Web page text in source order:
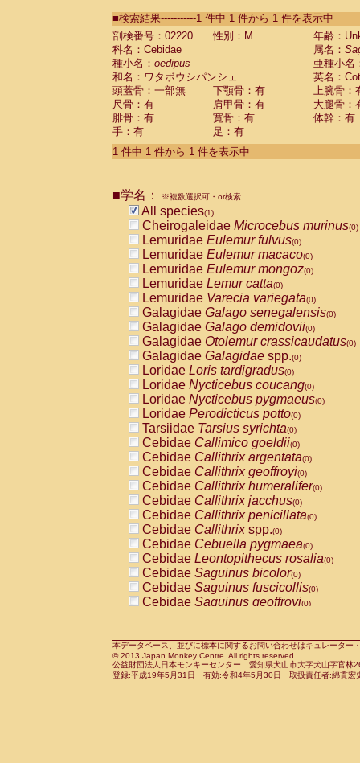
CebidaeSaguinus labiatus(0)
Cebidae Saguinus leucopus (0)
Cebidae
Cebidae
CebidaeSaguinus nigricollis (0)
Cebidae Saguinus oedipus
Cebidae Saguinus weddelli
Cebidae Saguinusspp.
Cebidae Aotus trivirgatus
Cebidae Cebus albifrons
CebidaeCebus nigrivittatus
CebidaeCebus
CebidaeSaimiri boliviensis(0)
CebidaeSaimiri sciureus(0)
AtelidaeAlouatta caraya(0)
AtelidaeAlouatta fusca(0)
AtelidaeAlouatta seniculus
AtelidaeAlouattaspp.(0)
AtelidaeAteles belzebuth(0)
AtelidaeAteles geoffroyi(0)
AtelidaeAteles paniscus(0)
AtelidaeAtelesspp.(0)
Atelidae Lagothrix lagothricha
AtelidaeLagothrix lagothricha cana
PitheciidaeCacajao calvus
PitheciidaeCallicebus cupreus
PitheciidaeCallicebus donacophilus
PitheciidaeCallicebus moloch
PitheciidaeCallicebus torquatus
PitheciidaeCallicebusspp.(0)
PitheciidaeChiropotes satanas(0)
PitheciidaePithecia monachus
PitheciidaePithecia pithecia(0)
CercopithecidaeCercocebus agilis
CercopithecidaeCercocebus
CercopithecidaeCercocebus
CercopithecidaeCercocebus
CercopithecidaeCercocebus
CercopithecidaeCercocebushybrid
CercopithecidaePapio anubis(0)
CercopithecidaePapio cynocephalus
CercopithecidaePapio hamadryas(0)
■検索結果-----------1 件中 1 件から 1 件を表示中
剖検番号：02220
性別：M
年齢：
科名：Cebidae
属名：
種小名： oedipus
亜種小名
和名：ワタボウシパンシェ
英名：
頭蓋骨：一部無
下顎骨：有
上腕骨：
尺骨：有
肩甲骨：有
大腿骨：
腓骨：有
寛骨：有
体幹：有
手：有
足：有
1 件中 1 件から 1 件を表示中
■学名： ※複数選択可・or検索
All species(1)
Cheirogaleidae Microcebus murinus(0)
Lemuridae Eulemur fulvus(0)
Lemuridae Eulemur macaco(0)
Lemuridae Eulemur mongoz(0)
Lemuridae Lemur catta(0)
Lemuridae Varecia variegata(0)
Galagidae Galago senegalensis(0)
Galagidae Galago demidovii(0)
Galagidae Otolemur crassicaudatus(0)
Galagidae Galagidae spp.(0)
Loridae Loris tardigradus(0)
Loridae Nycticebus coucang(0)
Loridae Nycticebus pygmaeus(0)
Loridae Perodicticus potto(0)
Tarsiidae Tarsius syrichta(0)
Cebidae Callimico goeldii(0)
Cebidae Callithrix argentata(0)
Cebidae Callithrix geoffroyi(0)
Cebidae Callithrix humeralifer(0)
Cebidae Callithrix jacchus(0)
Cebidae Callithrix penicillata(0)
Cebidae Callithrixspp.(0)
Cebidae Cebuella pygmaea(0)
Cebidae Leontopithecus rosalia(0)
Cebidae Saguinus bicolor(0)
Cebidae Saguinus fuscicollis(0)
Cebidae Saguinus geoffroyi(0)
CebidaeSaguinus leucopus(0)
CebidaeSaguinus midas(0)
Cebidae Saguinus mystax(0)
本データベース、並びに標本に関するお問い合わせはキュレータ
© 2013 Japan Monkey Centre. All rights reserved.
公益財団法人日本モンキーセンター 愛知県犬山市大字犬山字官
登録:平成19年5月31日 有効:令和4年5月30日 取扱責任者:綿貫宏